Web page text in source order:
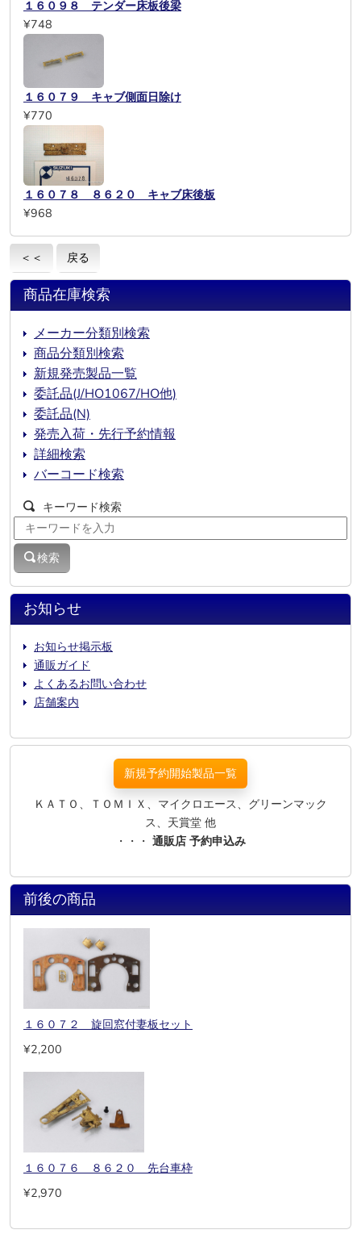
１６０９８ テンダー床板後梁
¥748
１６０７９ キャブ側面日除け
¥770
１６０７８ ８６２０ キャブ床後板
¥968
＜＜ 戻る
お知らせ
お知らせ掲示板
通販ガイド
よくあるお問い合わせ
店舗案内
商品在庫検索
メーカー分類別検索
商品分類別検索
新規発売製品一覧
委託品(J/HO1067/HO他)
委託品(N)
発売入荷・先行予約情報
詳細検索
バーコード検索
キーワード検索
検索
新規予約開始製品一覧
ＫＡＴＯ、ＴＯＭＩＸ、マイクロエース、グリーンマック
ス、天賞堂 他
・・・ 通販店 予約申込み
前後の商品
１６０７２ 旋回窓付妻板セット
¥2,200
１６０７６ ８６２０ 先台車枠
¥2,970